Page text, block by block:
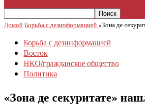
Домой Борьба с дезинформацией «Зона де
Борьба с дезинформацией
Восток
НКО/гражданское общество
Политика
«Зона де секуритате»